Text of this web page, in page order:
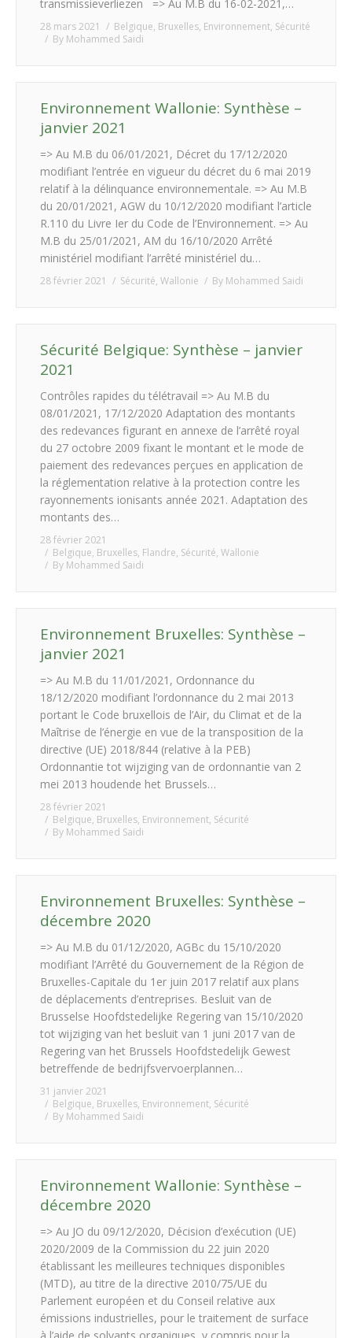
transmissieverliezen => Au M.B du 16-02-2021,…
28 mars 2021 Belgique, Bruxelles, Environnement, Sécurité
By Mohammed Saidi
Environnement Wallonie: Synthèse –
janvier 2021
=> Au M.B du 06/01/2021, Décret du 17/12/2020
modifiant l’entrée en vigueur du décret du 6 mai 2019
relatif à la délinquance environnementale. => Au M.B
du 20/01/2021, AGW du 10/12/2020 modifiant l’article
R.110 du Livre Ier du Code de l’Environnement. => Au
M.B du 25/01/2021, AM du 16/10/2020 Arrêté
ministériel modifiant l’arrêté ministériel du…
28 février 2021 Sécurité, Wallonie By Mohammed Saidi
Sécurité Belgique: Synthèse – janvier
2021
Contrôles rapides du télétravail => Au M.B du
08/01/2021, 17/12/2020 Adaptation des montants
des redevances figurant en annexe de l’arrêté royal
du 27 octobre 2009 fixant le montant et le mode de
paiement des redevances perçues en application de
la réglementation relative à la protection contre les
rayonnements ionisants année 2021. Adaptation des
montants des…
28 février 2021
Belgique, Bruxelles, Flandre, Sécurité, Wallonie
By Mohammed Saidi
Environnement Bruxelles: Synthèse –
janvier 2021
=> Au M.B du 11/01/2021, Ordonnance du
18/12/2020 modifiant l’ordonnance du 2 mai 2013
portant le Code bruxellois de l’Air, du Climat et de la
Maîtrise de l’énergie en vue de la transposition de la
directive (UE) 2018/844 (relative à la PEB)
Ordonnantie tot wijziging van de ordonnantie van 2
mei 2013 houdende het Brussels…
28 février 2021
Belgique, Bruxelles, Environnement, Sécurité
By Mohammed Saidi
Environnement Bruxelles: Synthèse –
décembre 2020
=> Au M.B du 01/12/2020, AGBc du 15/10/2020
modifiant l’Arrêté du Gouvernement de la Région de
Bruxelles-Capitale du 1er juin 2017 relatif aux plans
de déplacements d’entreprises. Besluit van de
Brusselse Hoofdstedelijke Regering van 15/10/2020
tot wijziging van het besluit van 1 juni 2017 van de
Regering van het Brussels Hoofdstedelijk Gewest
betreffende de bedrijfsvervoerplannen…
31 janvier 2021
Belgique, Bruxelles, Environnement, Sécurité
By Mohammed Saidi
Environnement Wallonie: Synthèse –
décembre 2020
=> Au JO du 09/12/2020, Décision d’exécution (UE)
2020/2009 de la Commission du 22 juin 2020
établissant les meilleures techniques disponibles
(MTD), au titre de la directive 2010/75/UE du
Parlement européen et du Conseil relative aux
émissions industrielles, pour le traitement de surface